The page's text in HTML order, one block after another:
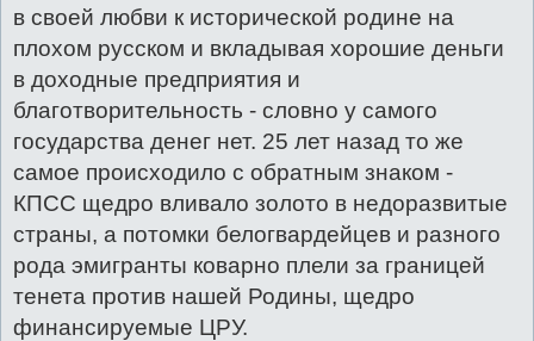
в своей любви к исторической родине на
плохом русском и вкладывая хорошие деньги
в доходные предприятия и
благотворительность - словно у самого
государства денег нет. 25 лет назад то же
самое происходило с обратным знаком -
КПСС щедро вливало золото в недоразвитые
страны, а потомки белогвардейцев и разного
рода эмигранты коварно плели за границей
тенета против нашей Родины, щедро
финансируемые ЦРУ.